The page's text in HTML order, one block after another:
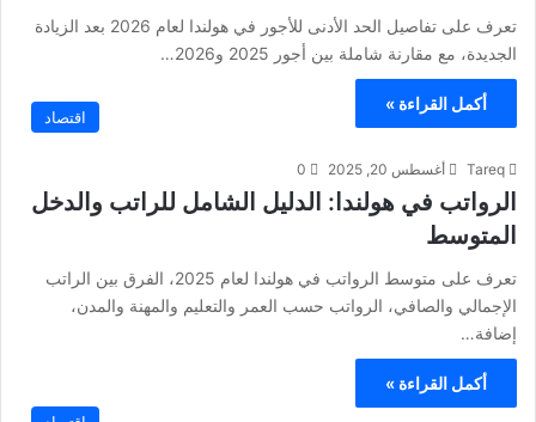
تعرف على تفاصيل الحد الأدنى للأجور في هولندا لعام 2026 بعد الزيادة
الجديدة، مع مقارنة شاملة بين أجور 2025 و2026…
أكمل القراءة »
اقتصاد
Tareq أغسطس 20, 2025 0
الرواتب في هولندا: الدليل الشامل للراتب والدخل
المتوسط
تعرف على متوسط الرواتب في هولندا لعام 2025، الفرق بين الراتب
الإجمالي والصافي، الرواتب حسب العمر والتعليم والمهنة والمدن،
إضافة…
أكمل القراءة »